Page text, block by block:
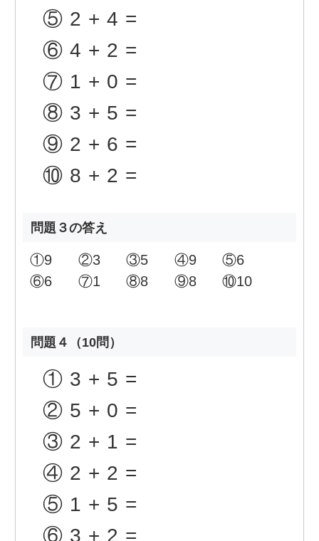
⑤ 2+4=
⑥ 4+2=
⑦ 1+0=
⑧ 3+5=
⑨ 2+6=
⑩ 8+2=
問題３の答え
①9 ②3 ③5 ④9 ⑤6
⑥6 ⑦1 ⑧8 ⑨8 ⑩10
問題４（10問）
① 3+5=
② 5+0=
③ 2+1=
④ 2+2=
⑤ 1+5=
⑥ 3+2=